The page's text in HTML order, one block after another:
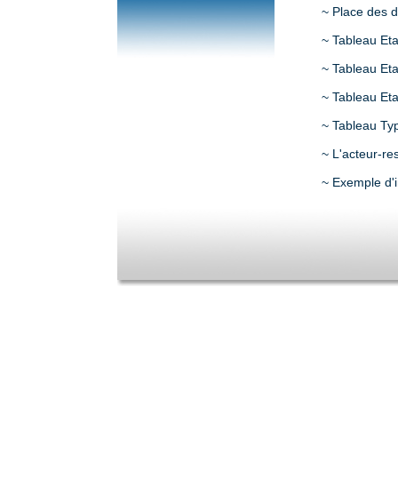
~ Place des
~ Tableau
~ Tableau
~ Tableau
~ Tableau
~ L'acteur-
~ Exemple